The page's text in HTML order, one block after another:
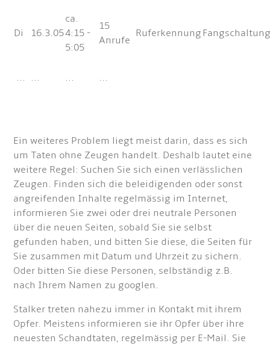
Di 16.3.05
ca.
4:15 -
5:05
15
Anrufe
Ruferkennung
... ... ... ...
Ein weiteres Problem liegt meist darin, dass es sich
um Taten ohne Zeugen handelt. Deshalb lautet eine
weitere Regel: Suchen Sie sich einen verlässlichen
Zeugen. Finden sich die beleidigenden oder sonst
angreifenden Inhalte regelmässig im Internet,
informieren Sie zwei oder drei neutrale Personen
über die neuen Seiten, sobald Sie sie selbst
gefunden haben, und bitten Sie diese, die Seiten für
Sie zusammen mit Datum und Uhrzeit zu sichern.
Oder bitten Sie diese Personen, selbständig z.B.
nach Ihrem Namen zu googlen.
Stalker treten nahezu immer in Kontakt mit ihrem
Opfer. Meistens informieren sie ihr Opfer über ihre
neuesten Schandtaten, regelmässig per E-Mail. Sie